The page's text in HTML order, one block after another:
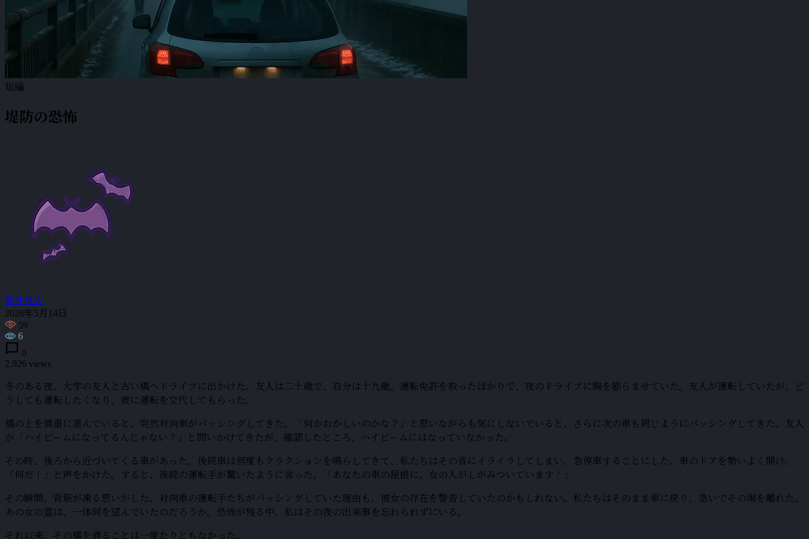
短編
堤防の恐怖
黒井雅人
2026年5月14日
59
6
chat_bubble 0
2,926 views
冬のある夜、大学の友人と古い橋へドライブに出かけた。友人は二十歳で、自分は十九歳。運転免許を取ったばかりで、夜のドライブに胸を膨らませていた。友人が運転していたが、ど
うしても運転したくなり、彼に運転を交代してもらった。
橋の上を慎重に進んでいると、突然対向車がパッシングしてきた。「何かおかしいのかな？」と思いながらも気にしないでいると、さらに次の車も同じようにパッシングしてきた。友人
が「ハイビームになってるんじゃない？」と問いかけてきたが、確認したところ、ハイビームにはなっていなかった。
その時、後ろから近づいてくる車があった。後続車は何度もクラクションを鳴らしてきて、私たちはその音にイライラしてしまい、急停車することにした。車のドアを勢いよく開け、
「何だ！」と声をかけた。すると、後続の運転手が驚いたように言った。「あなたの車の屋根に、女の人がしがみついています！」
その瞬間、背筋が凍る思いがした。対向車の運転手たちがパッシングしていた理由も、彼女の存在を警告していたのかもしれない。私たちはそのまま車に戻り、急いでその場を離れた。
あの女の霊は、一体何を望んでいたのだろうか。恐怖が残る中、私はその夜の出来事を忘れられずにいる。
それ以来、その橋を通ることは一度たりともなかった。